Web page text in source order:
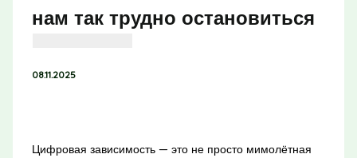
нам так трудно остановиться
08.11.2025
Цифровая зависимость — это не просто мимолётная